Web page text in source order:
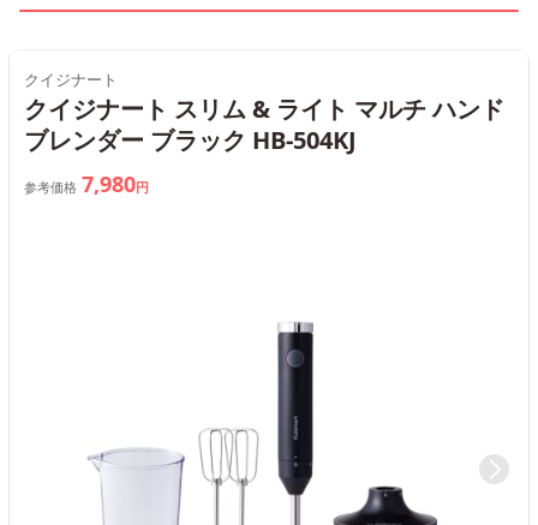
クイジナート
クイジナート スリム & ライト マルチ ハンド
ブレンダー ブラック HB-504KJ
参考価格 7,980円